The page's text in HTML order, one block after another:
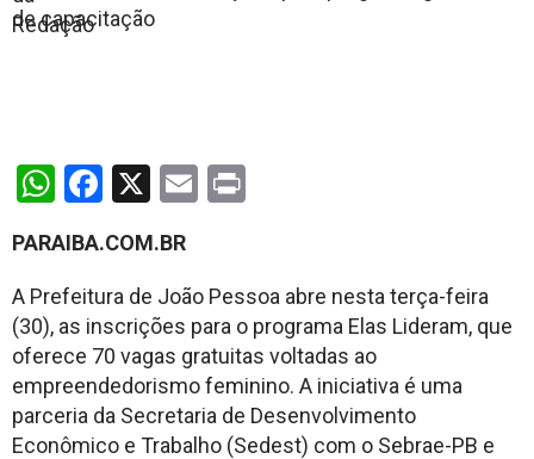
WhatsApp
Facebook
X Email
PARAIBA.COM.BR
A Prefeitura de João Pessoa abre nesta terça-feira
(30), as inscrições para o programa Elas Lideram, que
oferece 70 vagas gratuitas voltadas ao
empreendedorismo feminino. A iniciativa é uma
parceria da Secretaria de Desenvolvimento
Econômico e Trabalho (Sedest) com o Sebrae-PB e